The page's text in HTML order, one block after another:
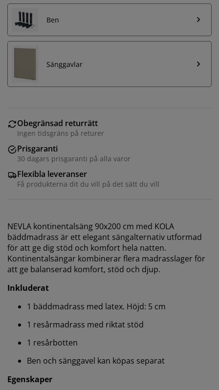
Ben
Sänggavlar
Obegränsad returrätt
Ingen tidsgräns på returer
Prisgaranti
30 dagars prisgaranti på alla varor
Flexibla leveranser
Få produkterna dit du vill på det sätt du vill
NEVLA kontinentalsäng 90x200 cm med KOLA
bäddmadrass är ett elegant sängalternativ utformad
för att ge dig stöd och komfort hela natten.
Kontinentalsängar kombinerar flera madrasslager för
att ge balanserad komfort, stöd och djup.
Inkluderat
1 bäddmadrass med latex. Höjd: 5 cm
1 resårmadrass med riktat stöd
1 resårbotten
Ben och sänggavel kan köpas separat
Egenskaper
Vi personifierar din upplevelse